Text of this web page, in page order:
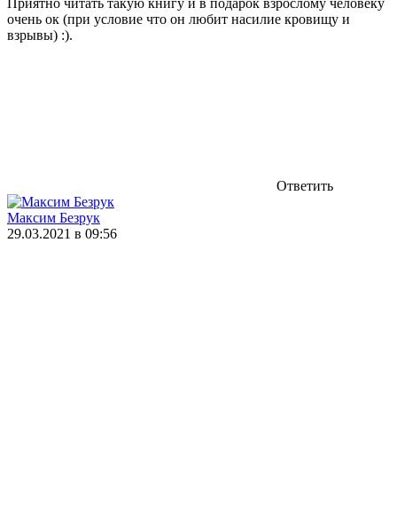
очень ок (при условие что он любит насилие кровищу и
взрывы) :).
Ответить
Максим Безрук
29.03.2021 в 09:56